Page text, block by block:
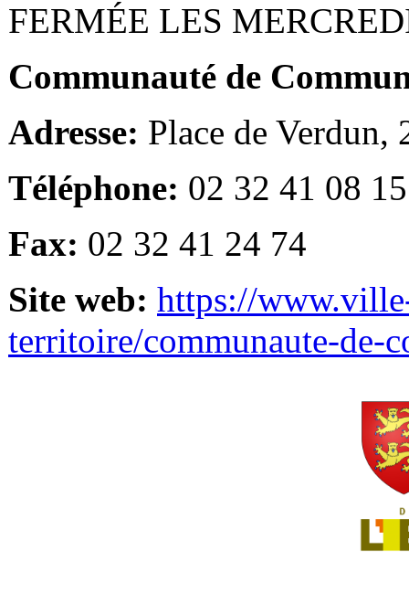
FERMÉE LES
Communauté de
Adresse: Place de Verdun,
Téléphone: 02 32 41 08 15
Fax: 02 32 41 24 74
Site web: https://
territoire/communaute-de-